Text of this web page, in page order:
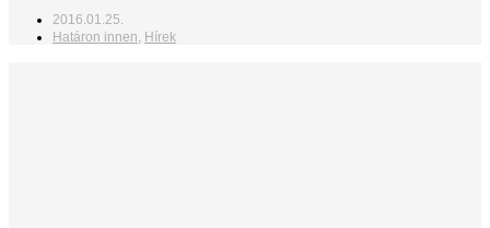
2016.01.25.
Határon innen, Hírek